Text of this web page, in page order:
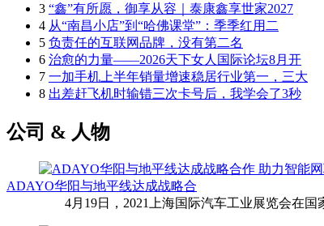
3 “鑫”有所愿，御享从容｜泰康鑫享世家2027
4 从“南昌小店”到“哈佛课堂”：季季红用二
5 负责任的互联网品牌，没有第二名
6 治愈的力量——2026天下女人国际论坛8月开
7 一加手机上半年销量增速稳居行业第一，三大
8 出差赶飞机时输错三次卡号后，我学会了3秒
公司 & 人物
ADAYO华阳与地平线达成战略合
4月19日，2021上海国际汽车工业展览会在国